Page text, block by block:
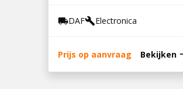
local_shippingDAFbuildElectronica
Prijs op aanvraag Bekijken